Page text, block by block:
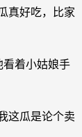
真好吃，比家
看着小姑娘手
这瓜是论个卖